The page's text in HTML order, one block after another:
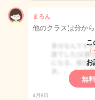
まろん
他のクラスは分か
こ
「
お
無
4月9日